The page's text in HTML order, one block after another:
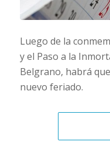
Luego de la
y el Paso a la
Belgrano, habrá
nuevo feriado.